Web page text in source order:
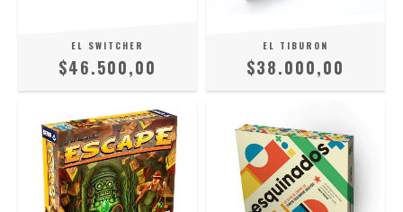
EL SWITCHER
$46.500,00
EL TIBURON
$38.000,00